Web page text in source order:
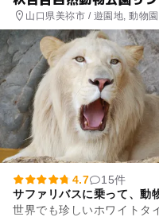
山口県美祢市 / 遊園地, 動物
4.7
15件
サファリバスに乗って、動
世界でも珍しいホワイトタ